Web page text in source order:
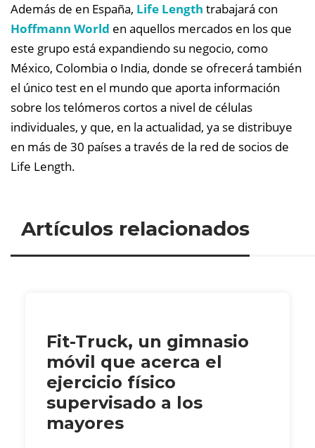
Además de en España, Life Length trabajará con
Hoffmann World en aquellos mercados en los que
este grupo está expandiendo su negocio, como
México, Colombia o India, donde se ofrecerá también
el único test en el mundo que aporta información
sobre los telómeros cortos a nivel de células
individuales, y que, en la actualidad, ya se distribuye
en más de 30 países a través de la red de socios de
Life Length.
Artículos relacionados
Fit-Truck, un gimnasio
móvil que acerca el
ejercicio físico
supervisado a los
mayores